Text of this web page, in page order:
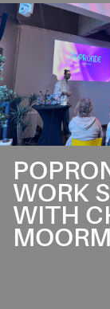
WORK
WITH